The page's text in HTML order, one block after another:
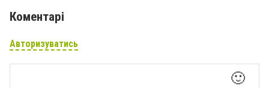
Коментарі
Авторизуватись
🙂